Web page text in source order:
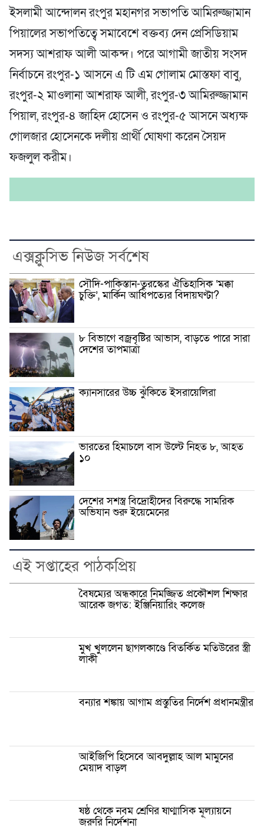
ইসলামী আন্দোলন রংপুর মহানগর সভাপতি আমিরুজ্জামান
পিয়ালের সভাপতিত্বে সমাবেশে বক্তব্য দেন প্রেসিডিয়াম
সদস্য আশরাফ আলী আকন্দ। পরে আগামী জাতীয় সংসদ
নির্বাচনে রংপুর-১ আসনে এ টি এম গোলাম মোস্তফা বাবু,
রংপুর-২ মাওলানা আশরাফ আলী, রংপুর-৩ আমিরুজ্জামান
পিয়াল, রংপুর-৪ জাহিদ হোসেন ও রংপুর-৫ আসনে অধ্যক্ষ
গোলজার হোসেনকে দলীয় প্রার্থী ঘোষণা করেন সৈয়দ
ফজলুল করীম।
এক্সক্লুসিভ নিউজ সর্বশেষ
সৌদি-পাকিস্তান-তুরস্কের ঐতিহাসিক ‘মক্কা
চুক্তি’, মার্কিন আধিপত্যের বিদায়ঘণ্টা?
৮ বিভাগে বজ্রবৃষ্টির আভাস, বাড়তে পারে সারা
দেশের তাপমাত্রা
ক্যানসারের উচ্চ ঝুঁকিতে ইসরায়েলিরা
ভারতের হিমাচলে বাস উল্টে নিহত ৮, আহত
১০
দেশের সশস্ত্র বিদ্রোহীদের বিরুদ্ধে সামরিক
অভিযান শুরু ইয়েমেনের
এই সপ্তাহের পাঠকপ্রিয়
বৈষম্যের অন্ধকারে নিমজ্জিত প্রকৌশল শিক্ষার
আরেক জগত: ইঞ্জিনিয়ারিং কলেজ
মুখ খুললেন ছাগলকাণ্ডে বিতর্কিত মতিউরের স্ত্রী
লাকী
বন্যার শঙ্কায় আগাম প্রস্তুতির নির্দেশ প্রধানমন্ত্রীর
আইজিপি হিসেবে আবদুল্লাহ আল মামুনের
মেয়াদ বাড়ল
ষষ্ঠ থেকে নবম শ্রেণির ষাণ্মাসিক মূল্যায়নে
জরুরি নির্দেশনা